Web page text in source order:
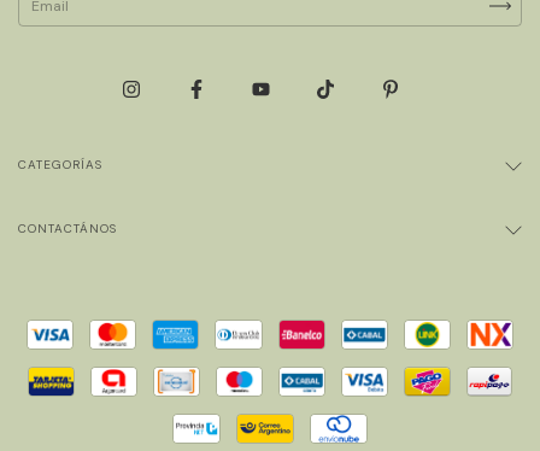
CATEGORÍAS
CONTACTÁNOS